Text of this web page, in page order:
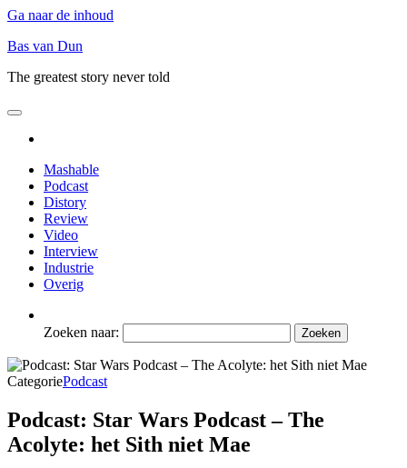
Ga naar de inhoud
Bas van Dun
The greatest story never told
Mashable
Podcast
Distory
Review
Video
Interview
Industrie
Overig
Zoeken naar:
CategoriePodcast
Podcast: Star Wars Podcast – The
Acolyte: het Sith niet Mae